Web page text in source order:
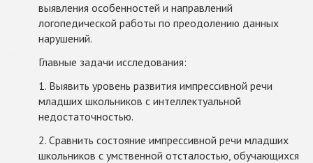
выявления особенностей и направлений
логопедической работы по преодолению данных
нарушений.
Главные задачи исследования:
1. Выявить уровень развития импрессивной речи
младших школьников с интеллектуальной
недостаточностью.
2. Сравнить состояние импрессивной речи младших
школьников с умственной отсталостью, обучающихся